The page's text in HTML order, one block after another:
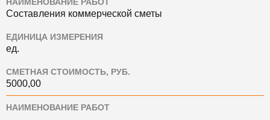
НАИМЕНОВАНИЕ РАБОТ
Составления коммерческой сметы
ЕДИНИЦА ИЗМЕРЕНИЯ
ед.
СМЕТНАЯ СТОИМОСТЬ, РУБ.
5000,00
НАИМЕНОВАНИЕ РАБОТ